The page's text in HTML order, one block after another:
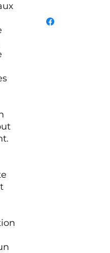
conception de 2 à 5
articles.
Chaque produit est